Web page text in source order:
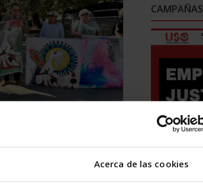
Acerca de las cookies
reúne con los grupos